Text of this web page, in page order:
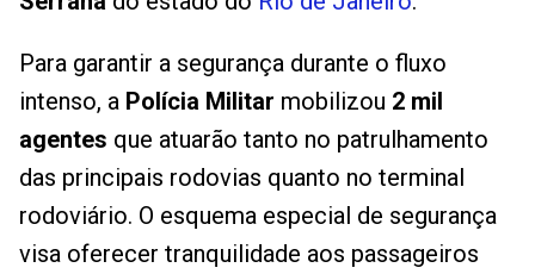
Para garantir a segurança durante o fluxo
intenso, a Polícia Militar mobilizou 2 mil
agentes que atuarão tanto no patrulhamento
das principais rodovias quanto no terminal
rodoviário. O esquema especial de segurança
visa oferecer tranquilidade aos passageiros